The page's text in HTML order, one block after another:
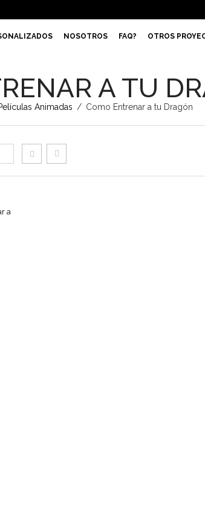
NOSOTROS FAQ? OTROS
A TU
Animadas / Como Entrenar a tu Dragón